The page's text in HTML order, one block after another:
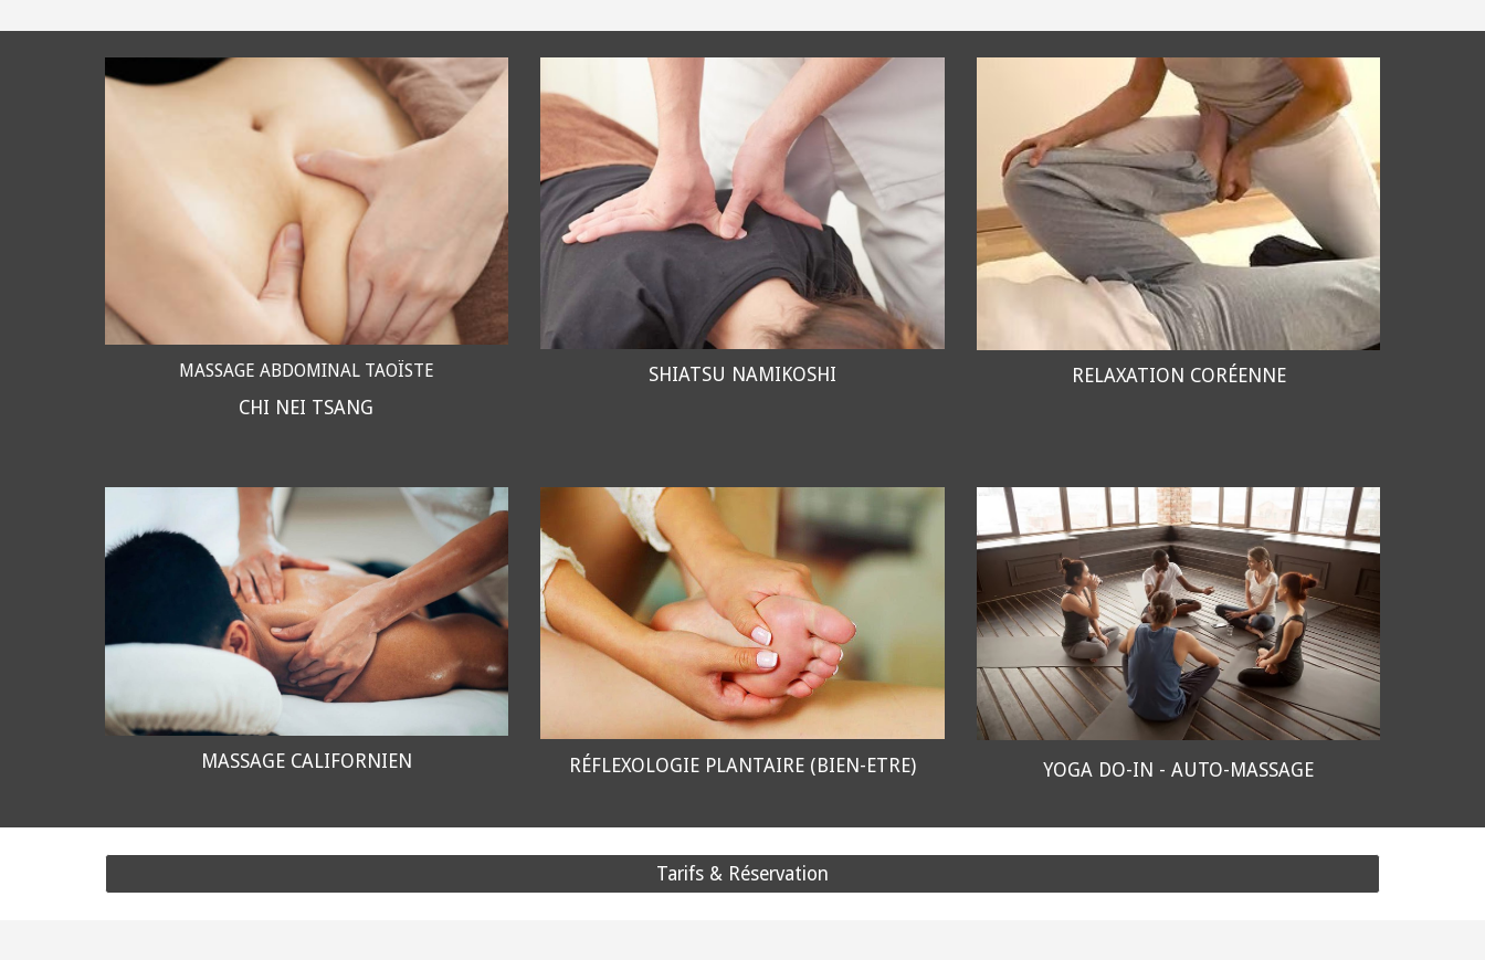
MASSAGE ABDOMINAL TAOÏSTE
CHI NEI TSANG
SHIATSU NAMIKOSHI RELAXATION CORÉENNE
MASSAGE CALIFORNIEN RÉFLEXOLOGIE PLANTAIRE (BIEN-ETRE) YOGA DO-IN - AUTO-MASSAGE
Tarifs & Réservation